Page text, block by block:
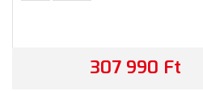
307 990 Ft